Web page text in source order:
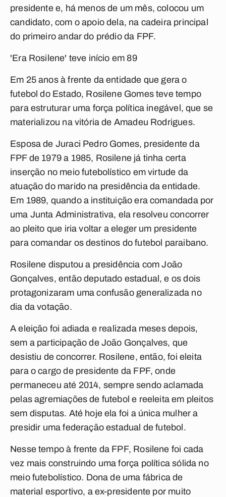
presidente e, há menos de um mês, colocou um
candidato, com o apoio dela, na cadeira principal
do primeiro andar do prédio da FPF.
'Era Rosilene' teve início em 89
Em 25 anos à frente da entidade que gera o
futebol do Estado, Rosilene Gomes teve tempo
para estruturar uma força política inegável, que se
materializou na vitória de Amadeu Rodrigues.
Esposa de Juraci Pedro Gomes, presidente da
FPF de 1979 a 1985, Rosilene já tinha certa
inserção no meio futebolístico em virtude da
atuação do marido na presidência da entidade.
Em 1989, quando a instituição era comandada por
uma Junta Administrativa, ela resolveu concorrer
ao pleito que iria voltar a eleger um presidente
para comandar os destinos do futebol paraibano.
Rosilene disputou a presidência com João
Gonçalves, então deputado estadual, e os dois
protagonizaram uma confusão generalizada no
dia da votação.
A eleição foi adiada e realizada meses depois,
sem a participação de João Gonçalves, que
desistiu de concorrer. Rosilene, então, foi eleita
para o cargo de presidente da FPF, onde
permaneceu até 2014, sempre sendo aclamada
pelas agremiações de futebol e reeleita em pleitos
sem disputas. Até hoje ela foi a única mulher a
presidir uma federação estadual de futebol.
Nesse tempo à frente da FPF, Rosilene foi cada
vez mais construindo uma força política sólida no
meio futebolístico. Dona de uma fábrica de
material esportivo, a ex-presidente por muito